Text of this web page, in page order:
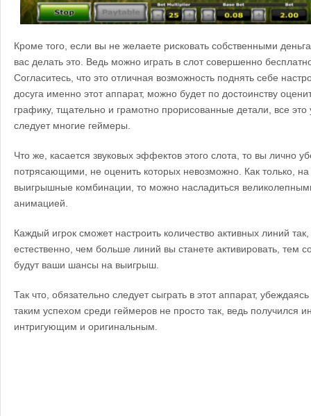
Кроме того, если вы не желаете рисковать собственными
вас делать это. Ведь можно играть в слот совершенно
Согласитесь, что это отличная возможность поднять себе
досуга именно этот аппарат, можно будет по достоинству
графику, тщательно и грамотно прорисованные детали, все это
следует многие геймеры.
Что же, касается звуковых эффектов этого слота, то вы лично
потрясающими, не оценить которых невозможно. Как только,
выигрышные комбинации, то можно насладиться
анимацией.
Каждый игрок сможет настроить количество активных линий
естественно, чем больше линий вы станете активировать, тем
будут ваши шансы на выигрыш.
Так что, обязательно следует сыграть в этот аппарат,
таким успехом среди геймеров не просто так, ведь получился
интригующим и оригинальным.